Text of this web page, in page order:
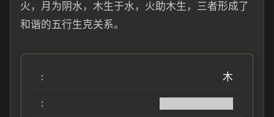
火，月为阴水，木生于水，火助木生，三者形成了
和谐的五行生克关系。
木